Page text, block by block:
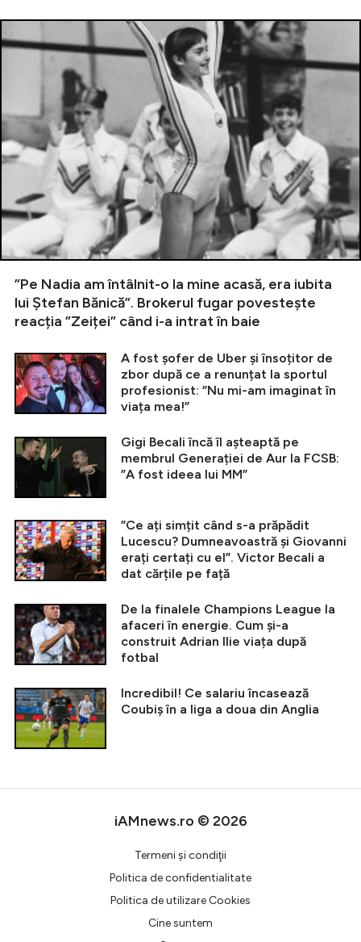
”Pe Nadia am întâlnit-o la mine acasă, era iubita
lui Ștefan Bănică”. Brokerul fugar povestește
reacția ”Zeiței” când i-a intrat în baie
A fost șofer de Uber și însoțitor de
zbor după ce a renunțat la sportul
profesionist: ”Nu mi-am imaginat în
viața mea!”
Gigi Becali încă îl așteaptă pe
membrul Generației de Aur la FCSB:
”A fost ideea lui MM”
”Ce ați simțit când s-a prăpădit
Lucescu? Dumneavoastră și Giovanni
erați certați cu el”. Victor Becali a
dat cărțile pe față
De la finalele Champions League la
afaceri în energie. Cum și-a
construit Adrian Ilie viața după
fotbal
Incredibil! Ce salariu încasează
Coubiș în a liga a doua din Anglia
iAMnews.ro © 2026
Termeni şi condiţii
Politica de confidentialitate
Politica de utilizare Cookies
Cine suntem